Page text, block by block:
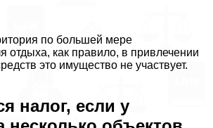
по большей мере
отдыха, как правило, в привлечении
это имущество не участвует.
налог, если у